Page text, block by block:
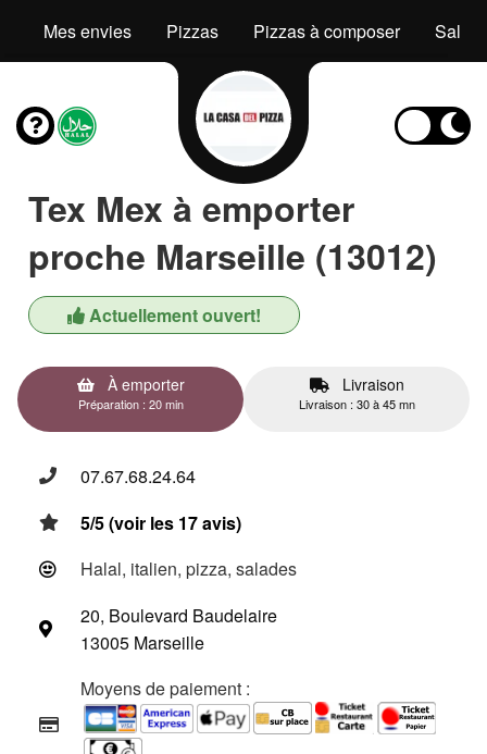
Mes envies Pizzas Pizzas à composer
Tex Mex à emporter
proche Marseille (13012)
Actuellement ouvert!
À emporter
Préparation : 20 min
Livraison
Livraison : 30 à 45 mn
07.67.68.24.64
5/5 (voir les 17 avis)
Halal, italien, pizza, salades
20, Boulevard Baudelaire
13005 Marseille
Moyens de paiement :